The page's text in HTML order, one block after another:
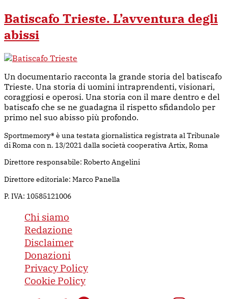
Batiscafo Trieste. L’avventura degli
abissi
Un documentario racconta la grande storia del batiscafo
Trieste. Una storia di uomini intraprendenti, visionari,
coraggiosi e operosi. Una storia con il mare dentro e del
batiscafo che se ne guadagna il rispetto sfidandolo per
primo nel suo abisso più profondo.
Sportmemory® è una testata giornalistica registrata al Tribunale
di Roma con n. 13/2021 dalla società cooperativa Artix, Roma
Direttore responsabile: Roberto Angelini
Direttore editoriale: Marco Panella
P. IVA: 10585121006
Chi siamo
Redazione
Disclaimer
Donazioni
Privacy Policy
Cookie Policy